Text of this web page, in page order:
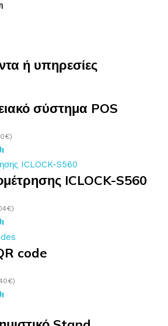
ή υπηρεσίες
σύστημα POS
€)
ICLOCK-S560
€)
code
€)